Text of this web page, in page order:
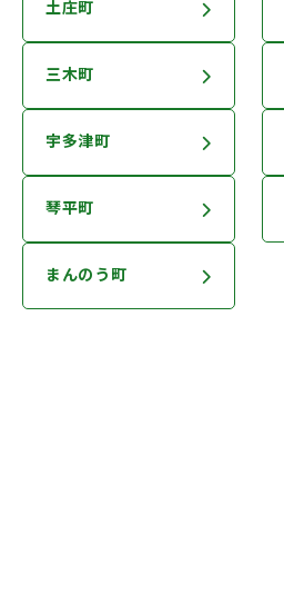
土庄町
三木町
宇多津町
琴平町
まんのう町